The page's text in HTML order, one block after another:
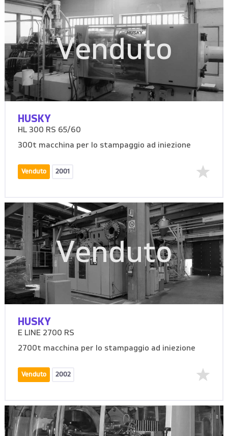
Venduto
HUSKY
HL 300 RS 65/60
300t macchina per lo stampaggio ad iniezione
Venduto 2001
Venduto
HUSKY
E LINE 2700 RS
2700t macchina per lo stampaggio ad iniezione
Venduto 2002